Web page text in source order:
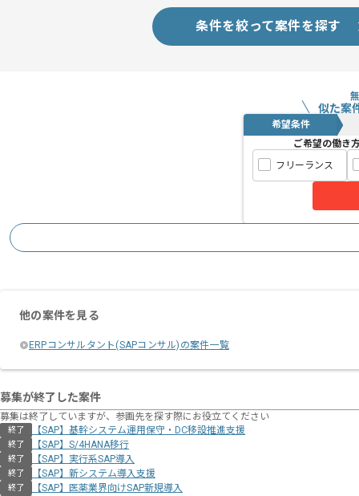
条件を絞って案件を探す
似た案
希望条件
ご希望の働き
フリーランス
他の案件を見る
ERPコンサルタント(SAPコンサル)の案件一覧
募集が終了した案件
募集は終了していますが、参画先を探す際にお役立てください
終了 【SAP】基幹システム運用保守・DC移設推進支援
終了 【SAP】S/4HANA移行
終了 【SAP】実行系SAP導入
終了 【SAP】新システム導入支援
終了 【SAP】医薬業界向けSAP新規導入